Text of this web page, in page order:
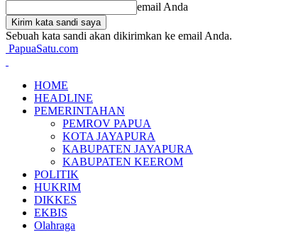
email Anda
Sebuah kata sandi akan dikirimkan ke email Anda.
PapuaSatu.com
HOME
HEADLINE
PEMERINTAHAN
PEMROV PAPUA
KOTA JAYAPURA
KABUPATEN JAYAPURA
KABUPATEN KEEROM
POLITIK
HUKRIM
DIKKES
EKBIS
Olahraga